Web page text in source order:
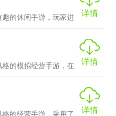
的休闲手游，玩家进
详情
的模拟经营手游，在
详情
的经营手游，采用了
详情